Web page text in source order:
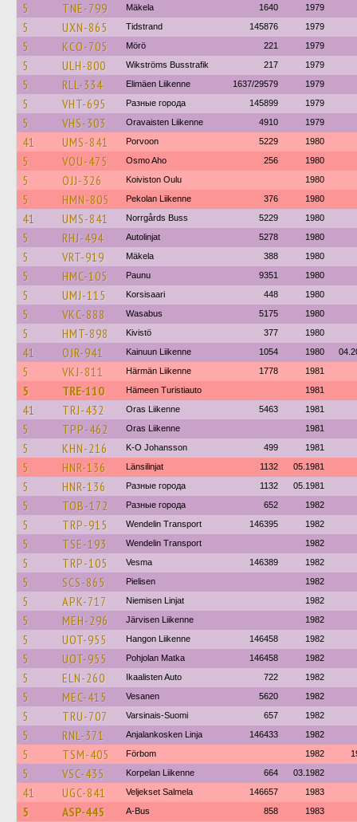
5 TNE-799 Mäkela 1640 1979
5 UXN-865 Tidstrand 145876 1979
5 KCO-705 Mörö 221 1979
5 ULH-800 Wikströms Busstrafik 217 1979
5 RLL-334 Elimäen Liikenne 1637/29579 1979
5 VHT-695 Разные города 145899 1979
5 VHS-303 Oravaisten Liikenne 4910 1979
41 UMS-841 Porvoon 5229 1980
5 VOU-475 Osmo Aho 256 1980
5 OJJ-326 Koiviston Oulu 1980
5 HMN-805 Pekolan Liikenne 376 1980
41 UMS-841 Norrgårds Buss 5229 1980
5 RHJ-494 Autolinjat 5278 1980
5 VRT-919 Mäkela 388 1980
5 HMC-105 Paunu 9351 1980
5 UMJ-115 Korsisaari 448 1980
5 VKC-888 Wasabus 5175 1980
5 HMT-898 Kivistö 377 1980
41 OJR-941 Kainuun Liikenne 1054 1980
5 VKJ-811 Härmän Liikenne 1778 1981
5 TRE-110 Hämeen Turistiauto 1981
41 TRJ-432 Oras Liikenne 5463 1981
5 TPP-462 Oras Liikenne 1981
5 KHN-216 K-O Johansson 499 1981
5 HNR-136 Länsilinjat 1132 05.1981
5 HNR-136 Разные города 1132 05.1981
5 TOB-172 Разные города 652 1982
5 TRP-915 Wendelin Transport 146395 1982
5 TSE-193 Wendelin Transport 1982
5 TRP-105 Vesma 146389 1982
5 SCS-865 Pielisen 1982
5 APK-717 Niemisen Linjat 1982
5 MEH-296 Järvisen Liikenne 1982
5 UOT-955 Hangon Liikenne 146458 1982
5 UOT-955 Pohjolan Matka 146458 1982
5 ELN-260 Ikaalisten Auto 722 1982
5 MEC-415 Vesanen 5620 1982
5 TRU-707 Varsinais-Suomi 657 1982
5 RNL-371 Anjalankosken Linja 146433 1982
5 TSM-405 Förbom 1982
5 VSC-435 Korpelan Liikenne 664 03.1982
41 UGC-841 Veljekset Salmela 146657 1983
5 ASP-445 A-Bus 858 1983